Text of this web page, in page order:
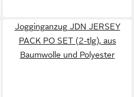
Jogginganzug JDN JERSEY
PACK PO SET (2-tlg), aus
Baumwolle und Polyester